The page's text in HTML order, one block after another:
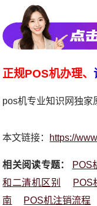
正规POS机办理、
pos机专业知识网独家
本文链接： https://
相关阅读专题： POS
和二清机区别
POS
南
POS机注销流程